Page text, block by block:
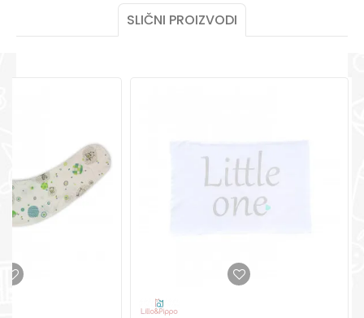
pomoć i porudžbine
+387 656-72209
SLIČNI PROIZVODI